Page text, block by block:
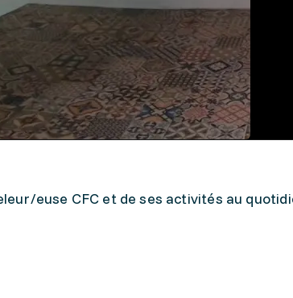
euse CFC et de ses activités au